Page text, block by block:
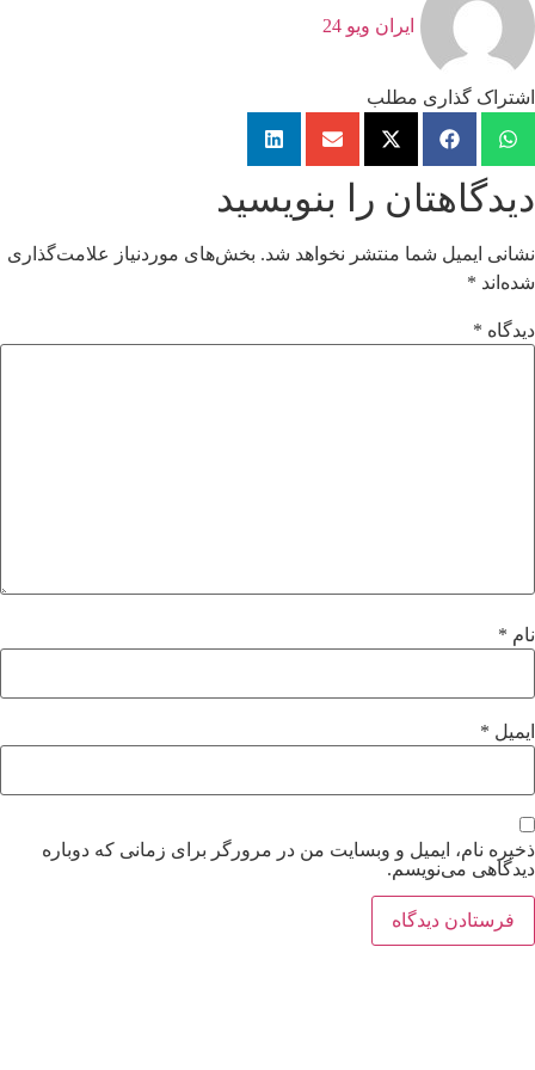
ایران ویو 24
اشتراک گذاری مطلب
دیدگاهتان را بنویسید
نشانی ایمیل شما منتشر نخواهد شد. بخش‌های موردنیاز علامت‌گذاری
شده‌اند *
دیدگاه *
نام *
ایمیل *
ذخیره نام، ایمیل و وبسایت من در مرورگر برای زمانی که دوباره
دیدگاهی می‌نویسم.